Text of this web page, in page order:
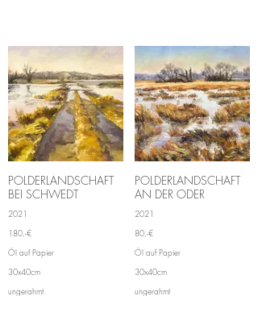
POLDERLANDSCHAFT
BEI SCHWEDT
2021
180,-€
Öl auf Papier
30x40cm
ungerahmt
POLDERLANDSCHAFT
AN DER ODER
2021
80,-€
Öl auf Papier
30x40cm
ungerahmt